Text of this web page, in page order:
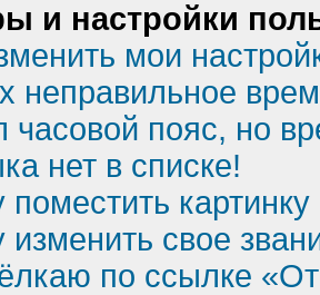
и настройки
мои
неправильное
часовой пояс, но
нет в списке!
поместить
изменить свое
по ссылке